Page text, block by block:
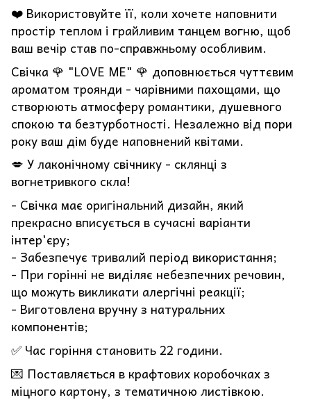
❤️ Використовуйте її, коли хочете наповнити
простір теплом і грайливим танцем вогню, щоб
ваш вечір став по-справжньому особливим.
Свічка 🌹 "LOVE ME" 🌹 доповнюється чуттєвим
ароматом троянди - чарівними пахощами, що
створюють атмосферу романтики, душевного
спокою та безтурботності. Незалежно від пори
року ваш дім буде наповнений квітами.
💋 У лаконічному свічнику - склянці з
вогнетривкого скла!
- Свічка має оригінальний дизайн, який
прекрасно вписується в сучасні варіанти
інтер'єру;
- Забезпечує тривалий період використання;
- При горінні не виділяє небезпечних речовин,
що можуть викликати алергічні реакції;
- Виготовлена вручну з натуральних
компонентів;
✅ Час горіння становить 22 години.
💌 Поставляється в крафтових коробочках з
міцного картону, з тематичною листівкою.